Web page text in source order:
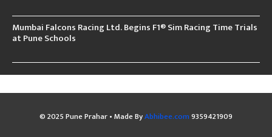
Mumbai Falcons Racing Ltd. Begins F1® Sim Racing Time Trials
at Pune Schools
© 2025 Pune Prahar • Made ByAbhibee.com9359421909